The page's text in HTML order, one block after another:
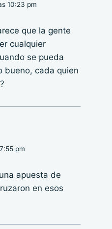
10:23 pm
que la gente
cualquier
se pueda
bueno, cada quien
pm
apuesta de
en esos